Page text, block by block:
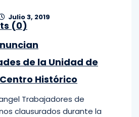
Julio 3, 2019
(0)
de la Unidad de
Histórico
Trabajadores de
clausurados durante la